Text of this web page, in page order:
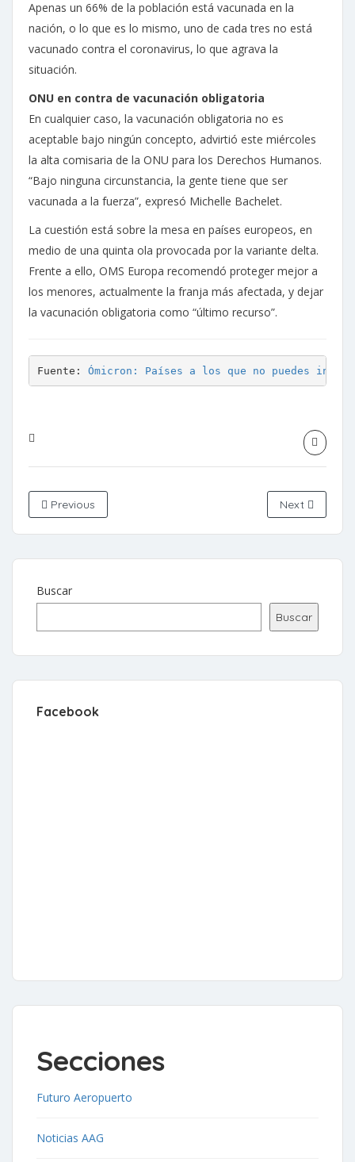
Apenas un 66% de la población está vacunada en la
nación, o lo que es lo mismo, uno de cada tres no está
vacunado contra el coronavirus, lo que agrava la
situación.
ONU en contra de vacunación obligatoria
En cualquier caso, la vacunación obligatoria no es
aceptable bajo ningún concepto, advirtió este miércoles
la alta comisaria de la ONU para los Derechos Humanos.
“Bajo ninguna circunstancia, la gente tiene que ser
vacunada a la fuerza”, expresó Michelle Bachelet.
La cuestión está sobre la mesa en países europeos, en
medio de una quinta ola provocada por la variante delta.
Frente a ello, OMS Europa recomendó proteger mejor a
los menores, actualmente la franja más afectada, y dejar
la vacunación obligatoria como “último recurso”.
Fuente: Ómicron: Países a los que no puedes
Previous Next
Buscar
Buscar
Facebook
Secciones
Futuro Aeropuerto
Noticias AAG